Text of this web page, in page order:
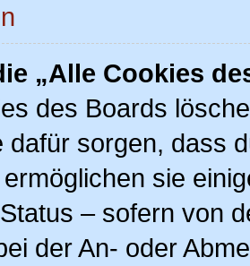
„Alle Cookies
des Boards
dafür sorgen, dass
sie
Status – sofern von
der An- oder